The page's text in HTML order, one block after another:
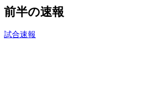
前半の速報
試合速報